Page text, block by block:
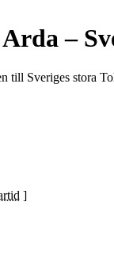
–
till Sveriges stora
]